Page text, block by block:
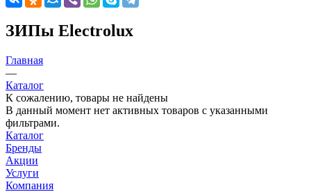
ЗИПы Electrolux
Главная
—
Каталог
К сожалению, товары не найдены
В данный момент нет активных товаров с указанными
фильтрами.
Каталог
Бренды
Акции
Услуги
Компания